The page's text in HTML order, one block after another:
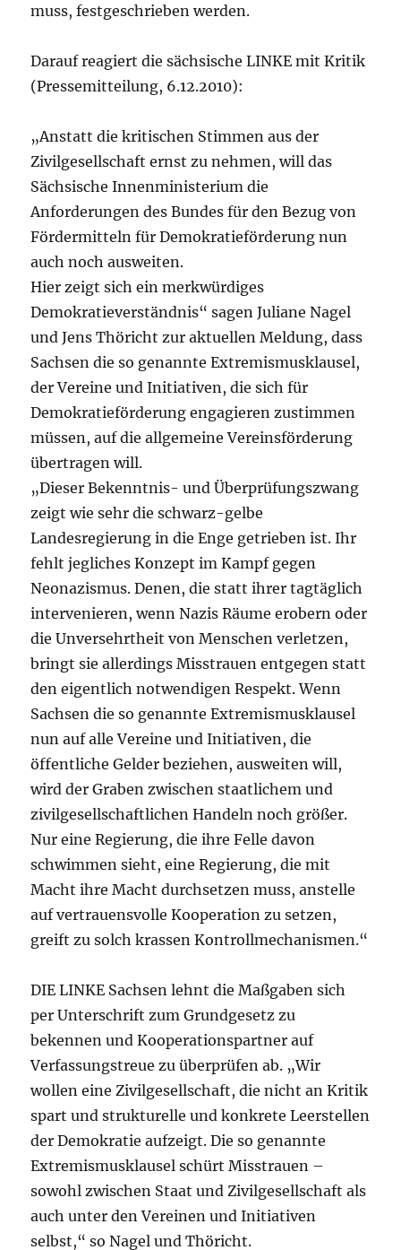
muss, festgeschrieben werden.
Darauf reagiert die sächsische LINKE mit Kritik
(Pressemitteilung, 6.12.2010):
„Anstatt die kritischen Stimmen aus der
Zivilgesellschaft ernst zu nehmen, will das
Sächsische Innenministerium die
Anforderungen des Bundes für den Bezug von
Fördermitteln für Demokratieförderung nun
auch noch ausweiten.
Hier zeigt sich ein merkwürdiges
Demokratieverständnis“ sagen Juliane Nagel
und Jens Thöricht zur aktuellen Meldung, dass
Sachsen die so genannte Extremismusklausel,
der Vereine und Initiativen, die sich für
Demokratieförderung engagieren zustimmen
müssen, auf die allgemeine Vereinsförderung
übertragen will.
„Dieser Bekenntnis- und Überprüfungszwang
zeigt wie sehr die schwarz-gelbe
Landesregierung in die Enge getrieben ist. Ihr
fehlt jegliches Konzept im Kampf gegen
Neonazismus. Denen, die statt ihrer tagtäglich
intervenieren, wenn Nazis Räume erobern oder
die Unversehrtheit von Menschen verletzen,
bringt sie allerdings Misstrauen entgegen statt
den eigentlich notwendigen Respekt. Wenn
Sachsen die so genannte Extremismusklausel
nun auf alle Vereine und Initiativen, die
öffentliche Gelder beziehen, ausweiten will,
wird der Graben zwischen staatlichem und
zivilgesellschaftlichen Handeln noch größer.
Nur eine Regierung, die ihre Felle davon
schwimmen sieht, eine Regierung, die mit
Macht ihre Macht durchsetzen muss, anstelle
auf vertrauensvolle Kooperation zu setzen,
greift zu solch krassen Kontrollmechanismen.“
DIE LINKE Sachsen lehnt die Maßgaben sich
per Unterschrift zum Grundgesetz zu
bekennen und Kooperationspartner auf
Verfassungstreue zu überprüfen ab. „Wir
wollen eine Zivilgesellschaft, die nicht an Kritik
spart und strukturelle und konkrete Leerstellen
der Demokratie aufzeigt. Die so genannte
Extremismusklausel schürt Misstrauen –
sowohl zwischen Staat und Zivilgesellschaft als
auch unter den Vereinen und Initiativen
selbst,“ so Nagel und Thöricht.